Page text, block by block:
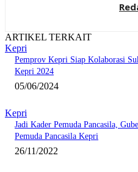
ARTIKEL TERKAIT
Kepri
Pemprov Kepri Siap Kolaborasi
Kepri 2024
05/06/2024
Kepri
Jadi Kader Pemuda Pancasila,
Pemuda Pancasila Kepri
26/11/2022